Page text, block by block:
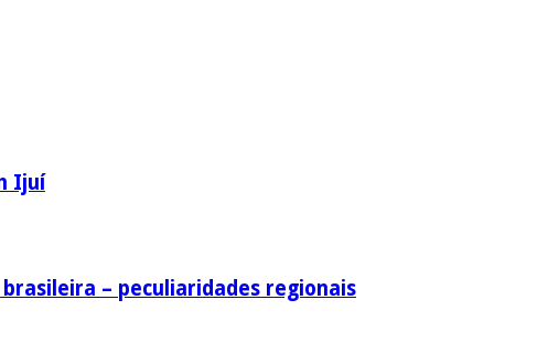
Ijuí
– peculiaridades regionais